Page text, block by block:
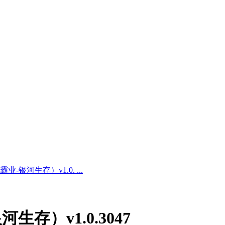
业-银河生存）v1.0. ...
生存）v1.0.3047